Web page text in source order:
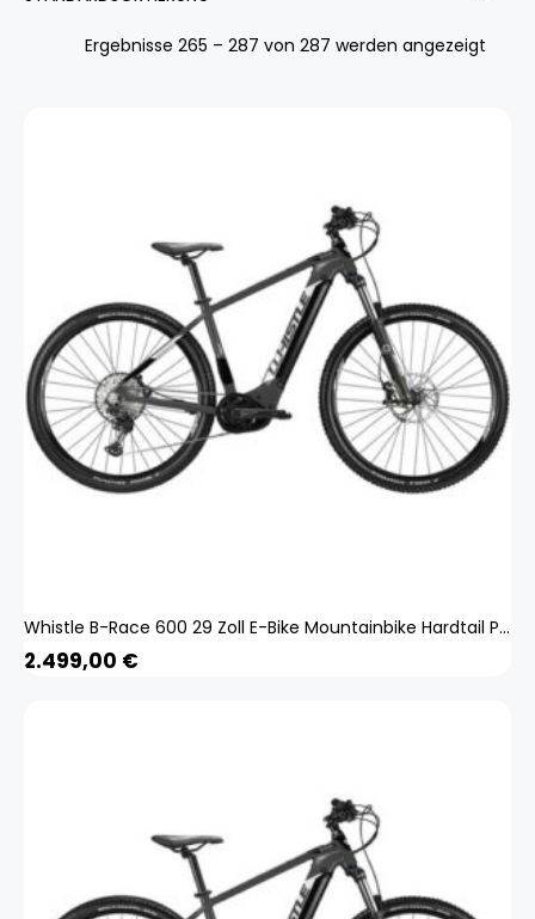
Ergebnisse 265 – 287 von 287 werden angezeigt
Whistle B-Race 600 29 Zoll E-Bike Mountainbike Hardtail Pedelec Bosch E MTB 29"
2.499,00 €